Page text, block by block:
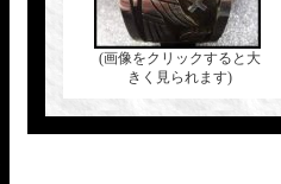
(画像をクリックすると大
きく見られます)